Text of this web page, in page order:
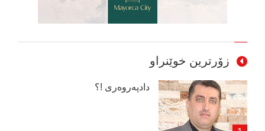
زۆرترین خوێنراو
دادپەروەری !؟